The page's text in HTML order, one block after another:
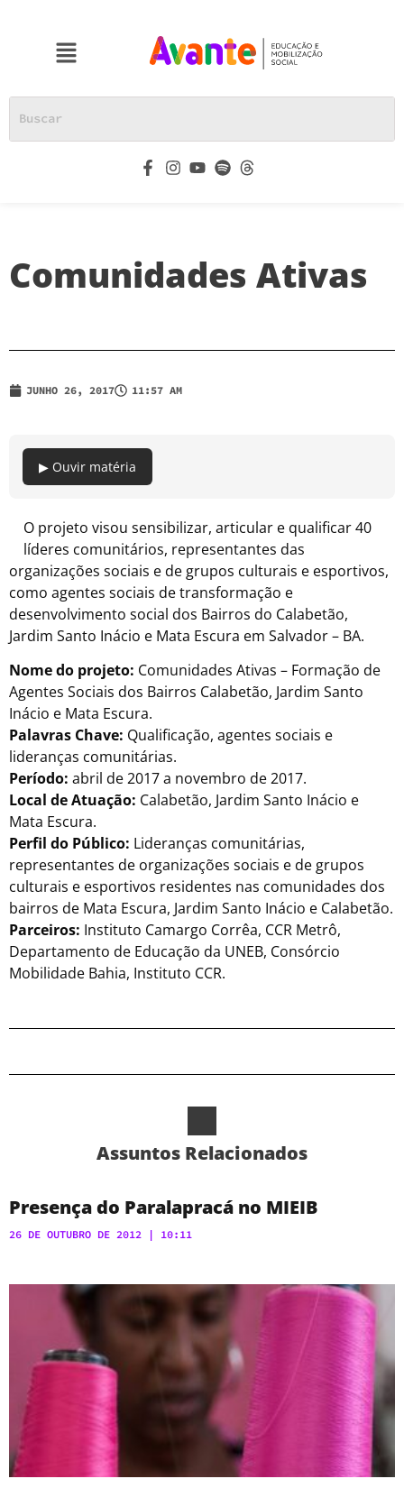
Comunidades Ativas
JUNHO 26, 2017 11:57 AM
▶ Ouvir matéria
O projeto visou sensibilizar, articular e qualificar 40
líderes comunitários, representantes das
organizações sociais e de grupos culturais e esportivos,
como agentes sociais de transformação e
desenvolvimento social dos Bairros do Calabetão,
Jardim Santo Inácio e Mata Escura em Salvador – BA.
Nome do projeto: Comunidades Ativas – Formação de
Agentes Sociais dos Bairros Calabetão, Jardim Santo
Inácio e Mata Escura.
Palavras Chave: Qualificação, agentes sociais e
lideranças comunitárias.
Período: abril de 2017 a novembro de 2017.
Local de Atuação: Calabetão, Jardim Santo Inácio e
Mata Escura.
Perfil do Público: Lideranças comunitárias,
representantes de organizações sociais e de grupos
culturais e esportivos residentes nas comunidades dos
bairros de Mata Escura, Jardim Santo Inácio e Calabetão.
Parceiros: Instituto Camargo Corrêa, CCR Metrô,
Departamento de Educação da UNEB, Consórcio
Mobilidade Bahia, Instituto CCR.
Assuntos Relacionados
Presença do Paralapracá no MIEIB
26 DE OUTUBRO DE 2012 10:11